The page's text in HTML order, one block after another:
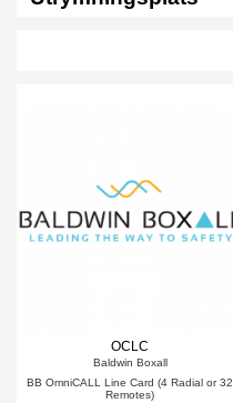
OCLC
Baldwin Boxall
BB OmniCALL Line Card (4 Radial or 32
Remotes)